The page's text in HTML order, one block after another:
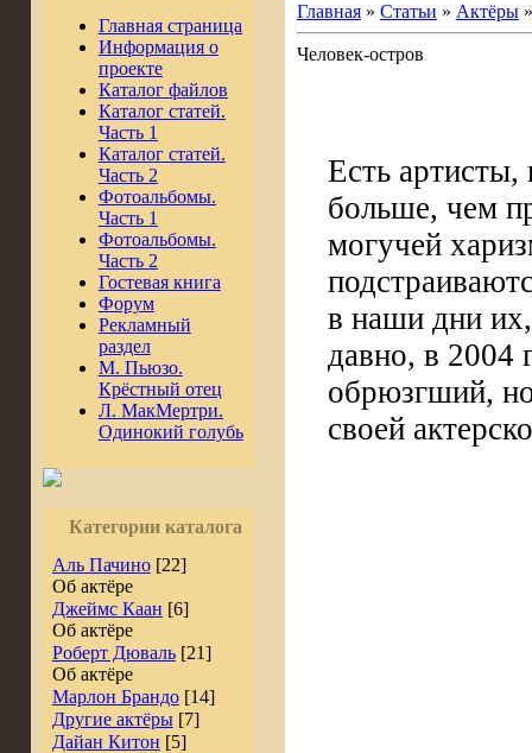
Главная страница
Информация о
проекте
Каталог файлов
Каталог статей.
Часть 1
Каталог статей.
Часть 2
Фотоальбомы.
Часть 1
Фотоальбомы.
Часть 2
Гостевая книга
Форум
Рекламный
раздел
М. Пьюзо.
Крёстный отец
Л. МакМертри.
Одинокий голубь
Категории каталога
Аль Пачино [22]
Об актёре
Джеймс Каан [6]
Об актёре
Роберт Дюваль [21]
Об актёре
Марлон Брандо [14]
Другие актёры [7]
Дайан Китон [5]
Главная» Статьи » Актёры
Человек-остров
Есть артисты,
больше, чем
могучей
в наши дни
давно, в 2004
обрюзгший,
своей